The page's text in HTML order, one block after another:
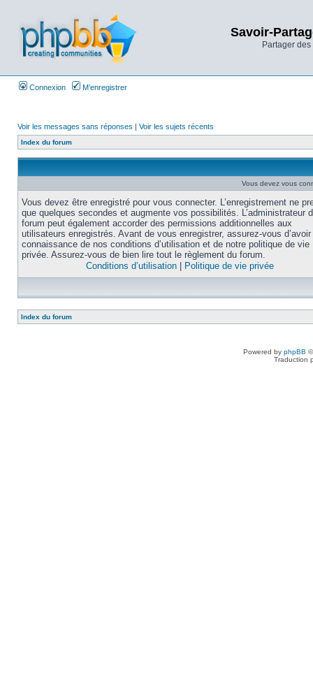
Savoir-
Partager
Connexion M’enregistrer
Voir les messages sans réponses | Voir les sujets récents
Index du forum
Vous devez vous
Vous devez être enregistré pour vous connecter. L’enregistrement ne
que quelques secondes et augmente vos possibilités. L’administrateur
forum peut également accorder des permissions additionnelles aux
utilisateurs enregistrés. Avant de vous enregistrer, assurez-vous
connaissance de nos conditions d’utilisation et de notre politique de vie
privée. Assurez-vous de bien lire tout le règlement du forum.
Conditions d’utilisation
Politique de vie privée
Index du forum
Powered by phpBB
Traduction